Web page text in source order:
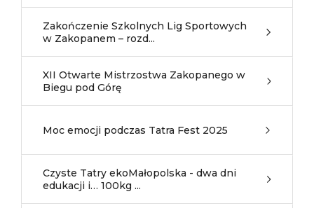
Zakończenie Szkolnych Lig Sportowych
w Zakopanem – rozd...
XII Otwarte Mistrzostwa Zakopanego w
Biegu pod Górę
Moc emocji podczas Tatra Fest 2025
Czyste Tatry ekoMałopolska - dwa dni
edukacji i… 100kg ...